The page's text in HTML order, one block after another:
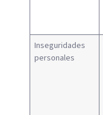
Inseguridades
personales